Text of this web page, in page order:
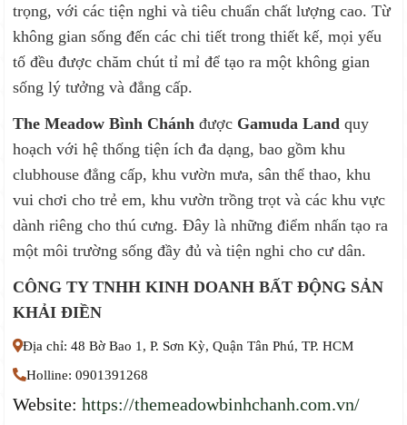
trọng, với các tiện nghi và tiêu chuẩn chất lượng cao. Từ
không gian sống đến các chi tiết trong thiết kế, mọi yếu
tố đều được chăm chút tỉ mỉ để tạo ra một không gian
sống lý tưởng và đẳng cấp.
The Meadow Bình Chánh được Gamuda Land quy
hoạch với hệ thống tiện ích đa dạng, bao gồm khu
clubhouse đẳng cấp, khu vườn mưa, sân thể thao, khu
vui chơi cho trẻ em, khu vườn trồng trọt và các khu vực
dành riêng cho thú cưng. Đây là những điểm nhấn tạo ra
một môi trường sống đầy đủ và tiện nghi cho cư dân.
CÔNG TY TNHH KINH DOANH BẤT ĐỘNG SẢN
KHẢI ĐIỀN
Địa chỉ: 48 Bờ Bao 1, P. Sơn Kỳ, Quận Tân Phú, TP. HCM
Holline: 0901391268
Website:https://themeadowbinhchanh.com.vn/